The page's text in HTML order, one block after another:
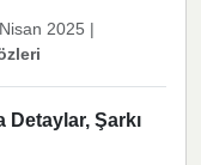
2025 |
Detaylar, Şarkı